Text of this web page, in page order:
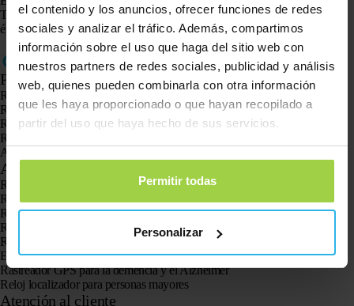
el contenido y los anuncios, ofrecer funciones de redes
sociales y analizar el tráfico. Además, compartimos
información sobre el uso que haga del sitio web con
nuestros partners de redes sociales, publicidad y análisis
web, quienes pueden combinarla con otra información
que les haya proporcionado o que hayan recopilado a
partir del uso que haya hecho de sus servicios.
Permitir todas
Personalizar
Todas las funciones ahora están marcadas. Si esto se ha completado con
éxito, puede cerrar el asistente. Ahora puede comenzar a utilizar el Spotter.
Productos
Rastreador GPS Spotter X10
Reloj GPS Spotter Senior
Reloj GPS Spotter Explorer
Reloj GPS Spotter para niños
Animal Spotter
Aplicaciones
Rastreadores GPS
Rastreador GPS para niños
Relojes con GPS para niños
Rastreador GPS para gatos
Rastreador GPS para perros
El localizador GPS para personas mayores con botón SOS
Rastreador GPS para la demencia y el Alzheimer
Reloj localizador para personas mayores
Atención al cliente